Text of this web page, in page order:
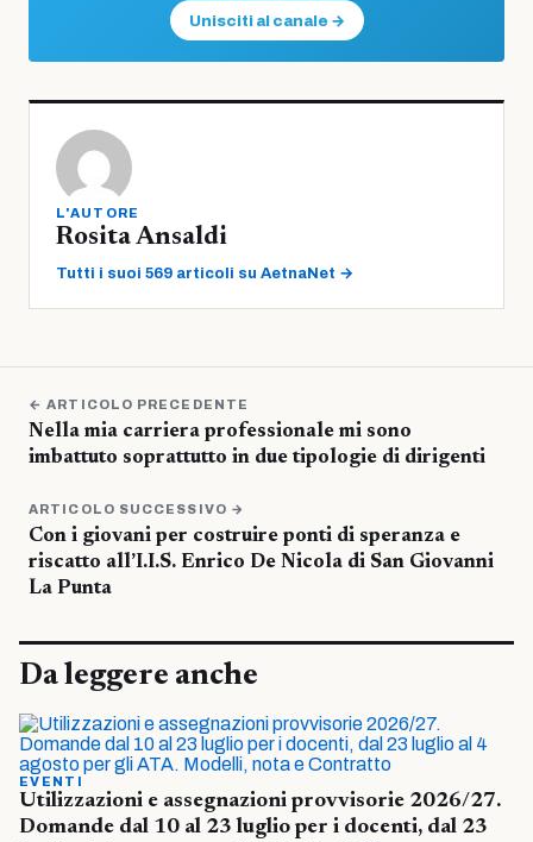
Unisciti al canale →
L'AUTORE
Rosita Ansaldi
Tutti i suoi 569 articoli su AetnaNet →
← ARTICOLO PRECEDENTE
Nella mia carriera professionale mi sono
imbattuto soprattutto in due tipologie di dirigenti
ARTICOLO SUCCESSIVO →
Con i giovani per costruire ponti di speranza e
riscatto all’I.I.S. Enrico De Nicola di San Giovanni
La Punta
Da leggere anche
EVENTI
Utilizzazioni e assegnazioni provvisorie 2026/27.
Domande dal 10 al 23 luglio per i docenti, dal 23